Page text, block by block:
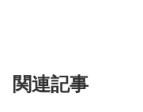
関連記事